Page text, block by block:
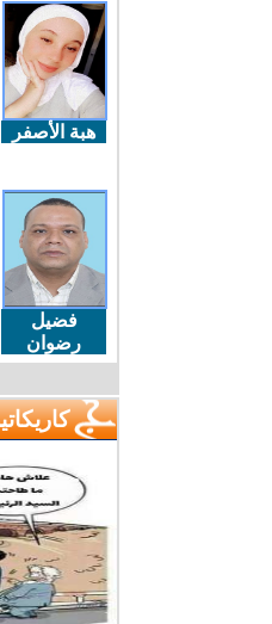
هبة الأصفر
فضيل
رضوان
كاريكاتير